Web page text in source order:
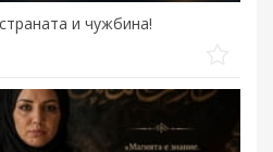
и чужбина!